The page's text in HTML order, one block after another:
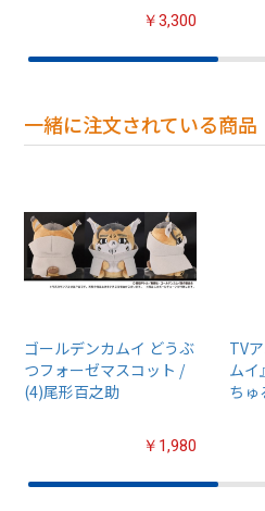
￥3,300
一緒に注文されている商品
ゴールデンカムイ どうぶ
つフォーゼマスコット /
(4)尾形百之助
￥1,980
TV
ムイ
ちゅ